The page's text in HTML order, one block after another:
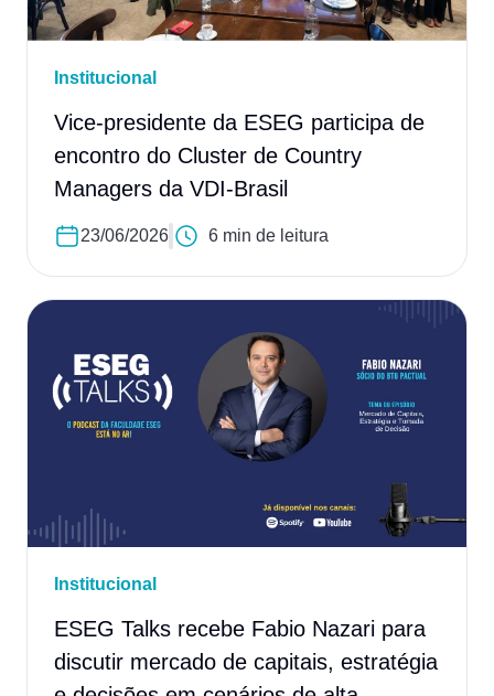
Institucional
Vice-presidente da ESEG participa de
encontro do Cluster de Country
Managers da VDI-Brasil
23/06/2026 6 min de leitura
Institucional
ESEG Talks recebe Fabio Nazari para
discutir mercado de capitais, estratégia